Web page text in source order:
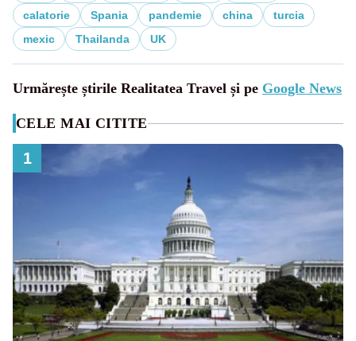
calatorie
Spania pandemie china
turcia
mexic
Thailanda UK
Urmărește știrile Realitatea Travel și pe Google News
CELE MAI CITITE
1